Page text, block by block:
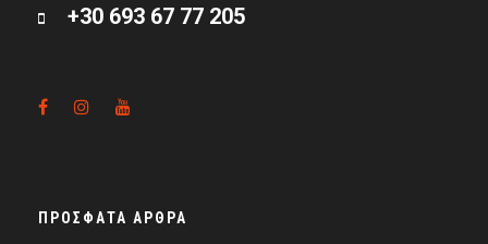
+30 693 67 77 205
ΠΡΌΣΦΑΤΑ ΆΡΘΡΑ